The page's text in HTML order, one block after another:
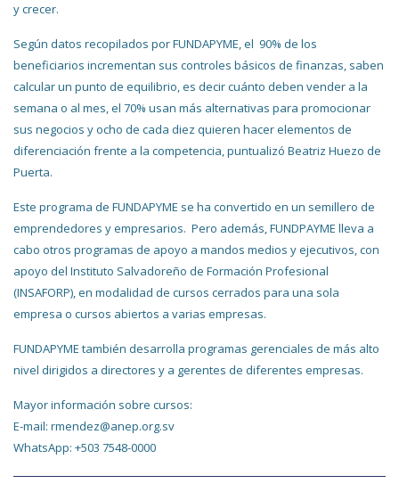
y crecer.
Según datos recopilados por FUNDAPYME, el 90% de los
beneficiarios incrementan sus controles básicos de finanzas, saben
calcular un punto de equilibrio, es decir cuánto deben vender a la
semana o al mes, el 70% usan más alternativas para promocionar
sus negocios y ocho de cada diez quieren hacer elementos de
diferenciación frente a la competencia, puntualizó Beatriz Huezo de
Puerta.
Este programa de FUNDAPYME se ha convertido en un semillero de
emprendedores y empresarios. Pero además, FUNDPAYME lleva a
cabo otros programas de apoyo a mandos medios y ejecutivos, con
apoyo del Instituto Salvadoreño de Formación Profesional
(INSAFORP), en modalidad de cursos cerrados para una sola
empresa o cursos abiertos a varias empresas.
FUNDAPYME también desarrolla programas gerenciales de más alto
nivel dirigidos a directores y a gerentes de diferentes empresas.
Mayor información sobre cursos:
E-mail: rmendez@anep.org.sv
WhatsApp: +503 7548-0000